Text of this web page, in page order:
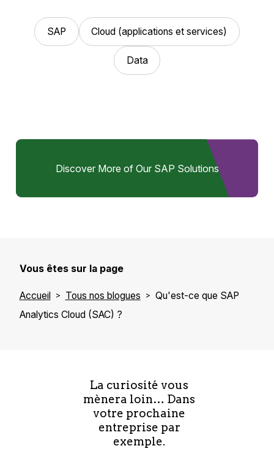
SAP Cloud (applications et services)
Data
Discover More of Our SAP Solutions
Vous êtes sur la page
Accueil Tous nos blogues
Qu'est-ce que SAP
Analytics Cloud (SAC) ?
La curiosité vous
mènera loin… Dans
votre prochaine
entreprise par
exemple.